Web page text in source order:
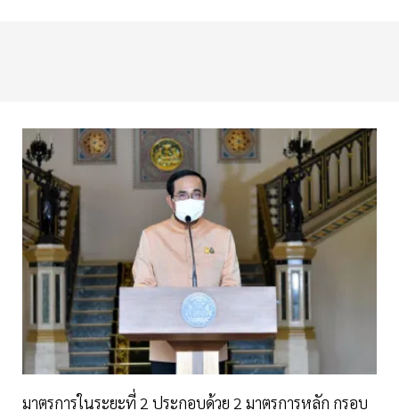
มาตรการในระยะที่ 2 ประกอบด้วย 2 มาตรการหลัก กรอบ